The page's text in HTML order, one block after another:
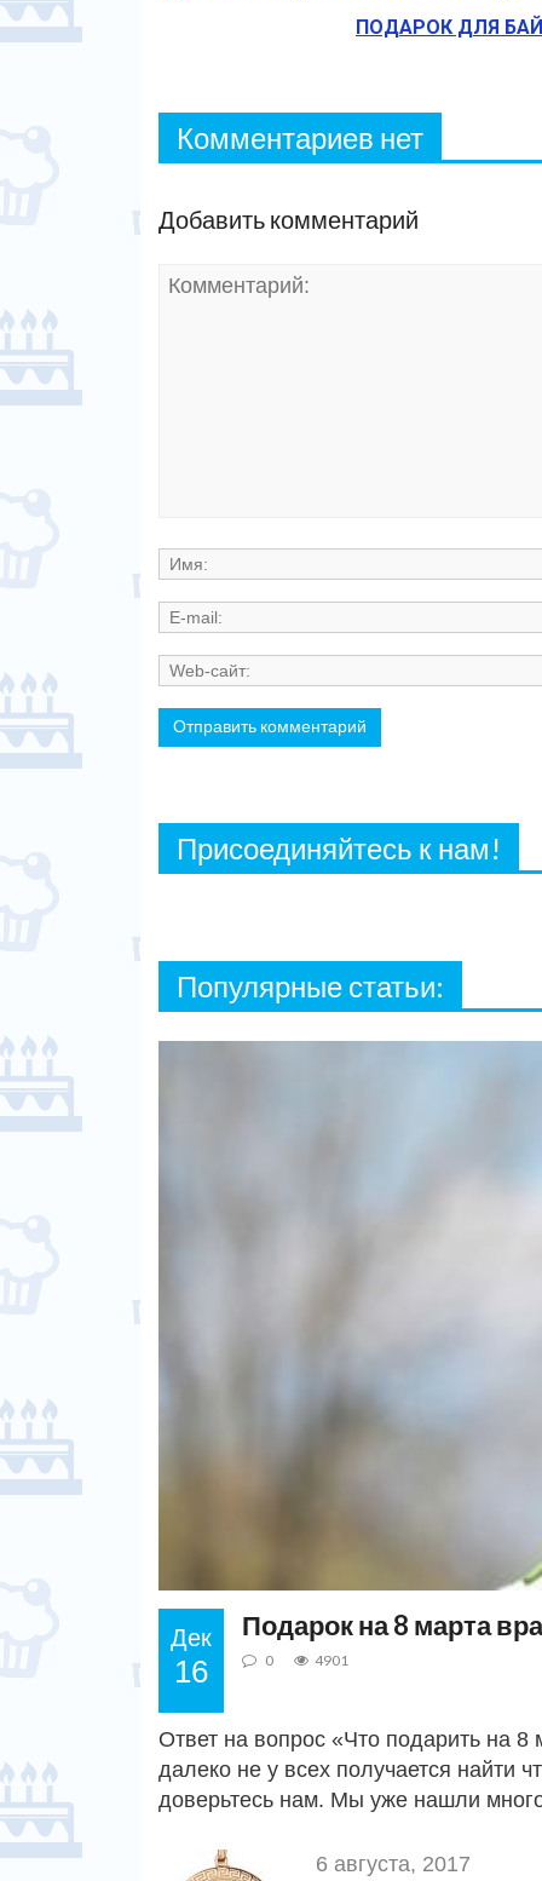
ПОДАРОК ДЛЯ
Комментариев нет
Добавить комментарий
Присоединяйтесь к нам!
Популярные статьи:
Дек
16
Подарок на 8 марта
0 4901
Ответ на вопрос «Что подарить на
далеко не у всех получается найти
доверьтесь нам. Мы уже нашли
6 августа, 2017